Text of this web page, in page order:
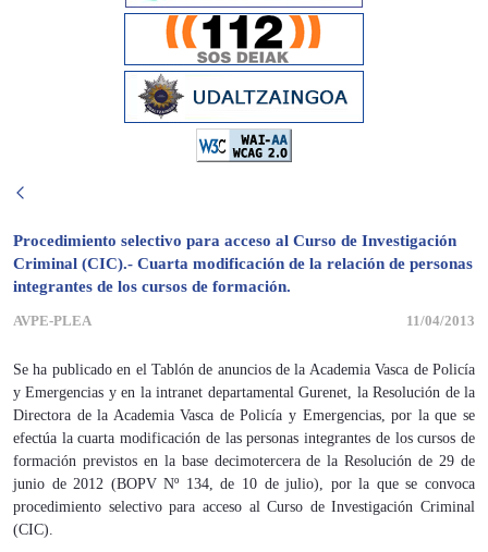
Procedimiento selectivo para acceso al Curso de Investigación
Criminal (CIC).- Cuarta modificación de la relación de personas
integrantes de los cursos de formación.
AVPE-PLEA 11/04/2013
Se ha publicado en el Tablón de anuncios de la Academia Vasca de Policía
y Emergencias y en la intranet departamental Gurenet, la Resolución de la
Directora de la Academia Vasca de Policía y Emergencias, por la que se
efectúa la cuarta modificación de las personas integrantes de los cursos de
formación previstos en la base decimotercera de la Resolución de 29 de
junio de 2012 (BOPV Nº 134, de 10 de julio), por la que se convoca
procedimiento selectivo para acceso al Curso de Investigación Criminal
(CIC).